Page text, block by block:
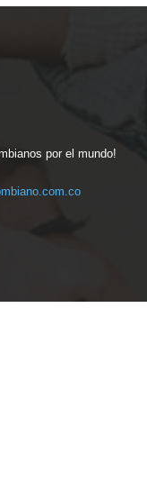
por el mundo!